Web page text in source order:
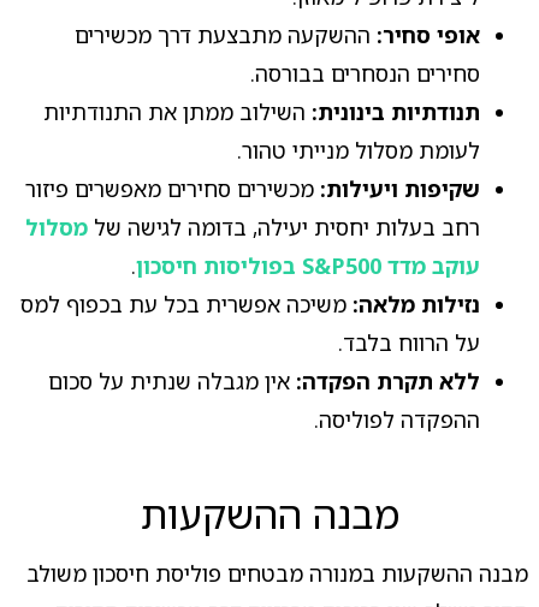
אופי סחיר: ההשקעה מתבצעת דרך מכשירים
סחירים הנסחרים בבורסה.
תנודתיות בינונית: השילוב ממתן את התנודתיות
לעומת מסלול מנייתי טהור.
שקיפות ויעילות: מכשירים סחירים מאפשרים פיזור
רחב בעלות יחסית יעילה, בדומה לגישה של מסלול
עוקב מדד S&P500 בפוליסות חיסכון
.
נזילות מלאה: משיכה אפשרית בכל עת בכפוף למס
על הרווח בלבד.
ללא תקרת הפקדה: אין מגבלה שנתית על סכום
ההפקדה לפוליסה.
מבנה ההשקעות
מבנה ההשקעות במנורה מבטחים פוליסת חיסכון משולב